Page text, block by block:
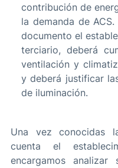
contribución de
la demanda de
documento el
terciario, deberá
ventilación y
y deberá justificar
de iluminación.
Una vez conocidas
cuenta el
encargamos